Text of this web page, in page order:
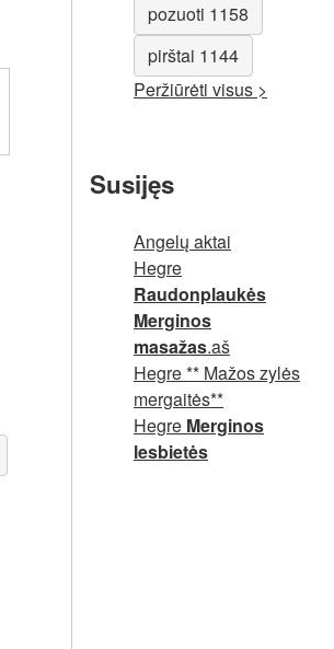
pozuoti 1158
pirštai 1144
Peržiūrėti visus >
Susijęs
Angelų aktai
Hegre
Raudonplaukės
Merginos
masažas.aš
Hegre ** Mažos zylės
mergaitės**
Hegre Merginos
lesbietės